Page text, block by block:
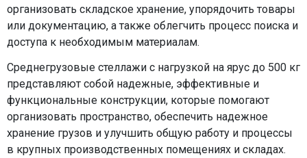
организовать складское хранение, упорядочить товары
или документацию, а также облегчить процесс поиска и
доступа к необходимым материалам.
Среднегрузовые стеллажи с нагрузкой на ярус до 500 кг
представляют собой надежные, эффективные и
функциональные конструкции, которые помогают
организовать пространство, обеспечить надежное
хранение грузов и улучшить общую работу и процессы
в крупных производственных помещениях и складах.